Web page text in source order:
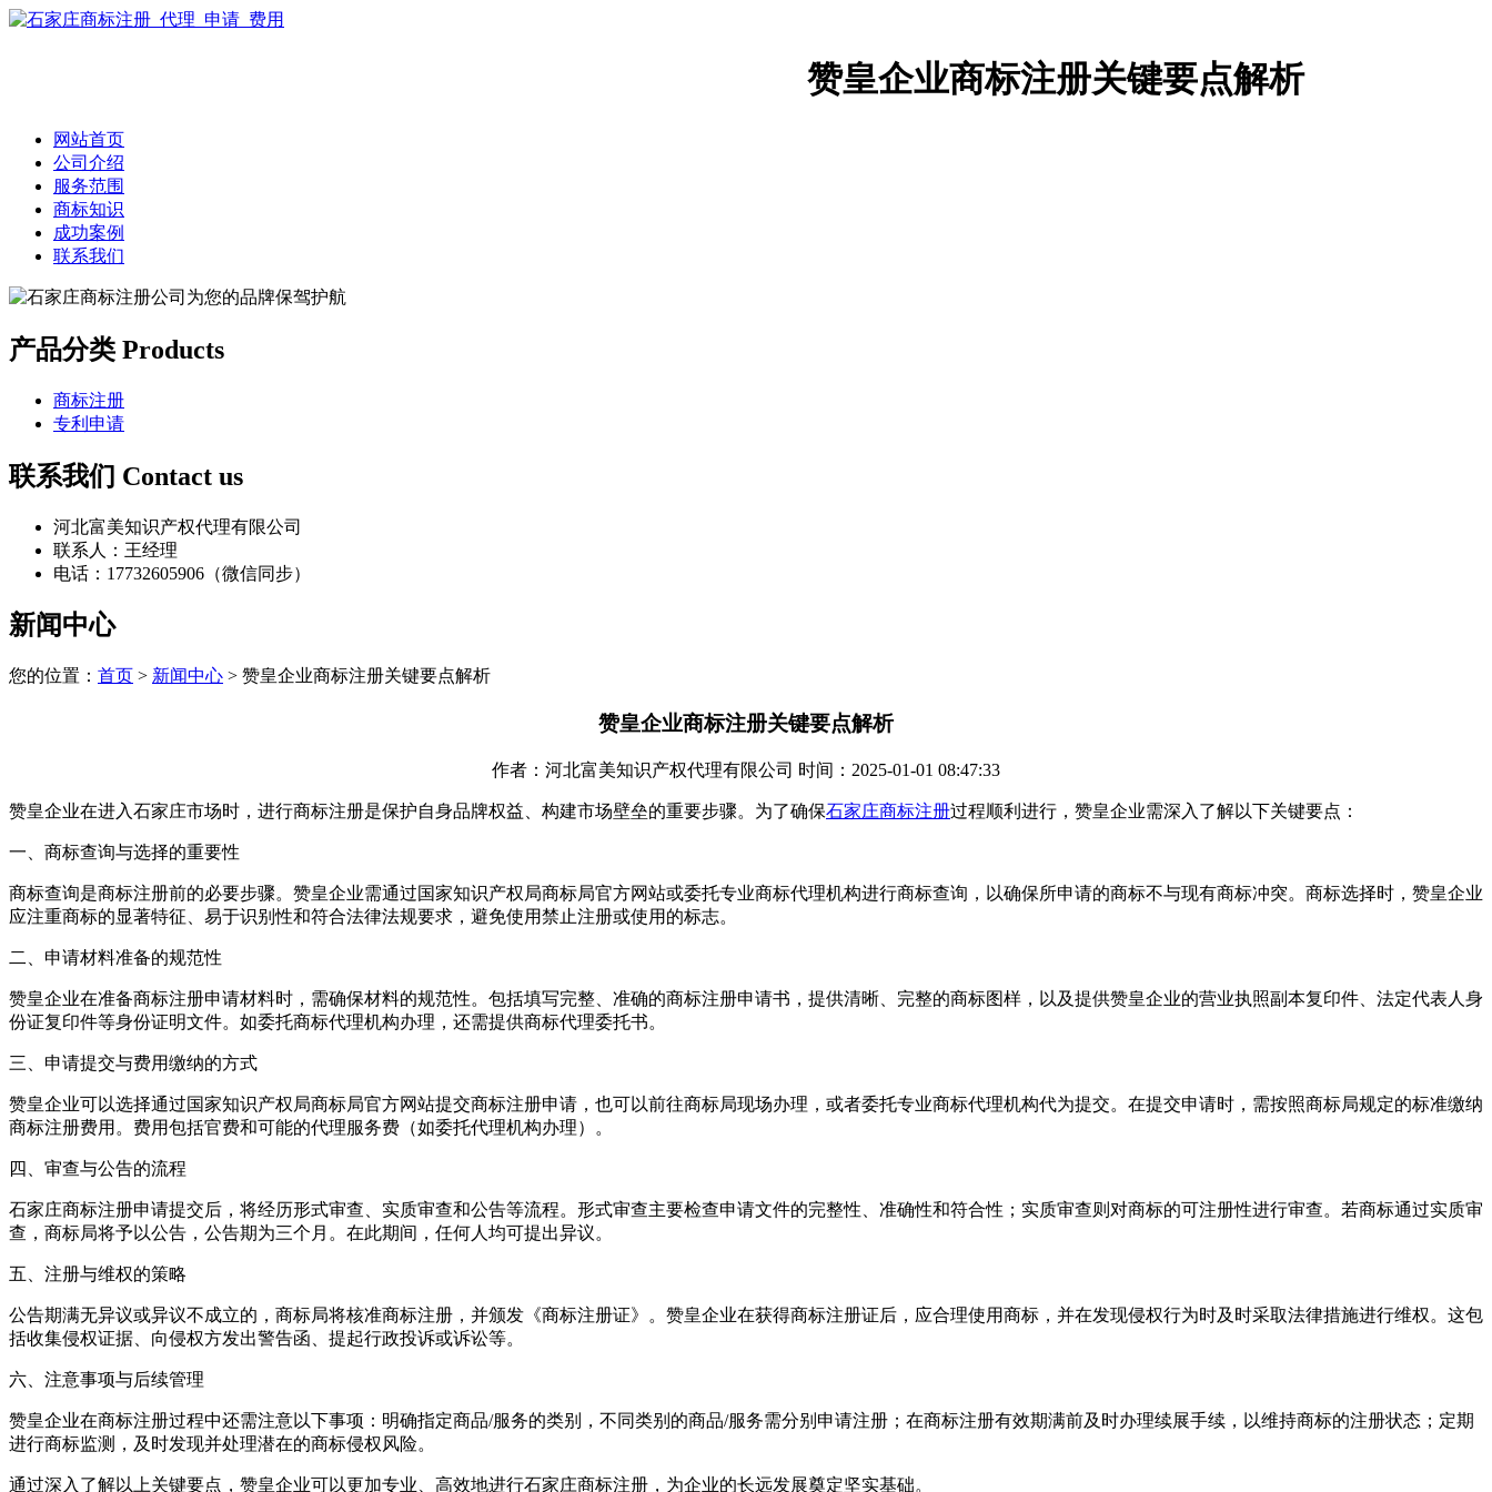
赞皇企业商标注册关键要点解析
网站首页
公司介绍
服务范围
商标知识
成功案例
联系我们
产品分类 Products
商标注册
专利申请
联系我们 Contact us
河北富美知识产权代理有限公司
联系人：王经理
电话：17732605906（微信同步）
新闻中心
您的位置： 首页 > 新闻中心 > 赞皇企业商标注册关键要点解析
赞皇企业商标注册关键要点解析
作者：河北富美知识产权代理有限公司 时间：2025-01-01 08:47:33
赞皇企业在进入石家庄市场时，进行商标注册是保护自身品牌权益、构建市场壁垒的重要步骤。为了确保石家庄商标注册过程顺利进行，赞皇企业需深入了解以下关键要点：
一、商标查询与选择的重要性
商标查询是商标注册前的必要步骤。赞皇企业需通过国家知识产权局商标局官方网站或委托专业商标代理机构进行商标查询，以确保所申请的商标不与现有商标冲突。商标选择时，赞皇企业
应注重商标的显著特征、易于识别性和符合法律法规要求，避免使用禁止注册或使用的标志。
二、申请材料准备的规范性
赞皇企业在准备商标注册申请材料时，需确保材料的规范性。包括填写完整、准确的商标注册申请书，提供清晰、完整的商标图样，以及提供赞皇企业的营业执照副本复印件、法定代表人身
份证复印件等身份证明文件。如委托商标代理机构办理，还需提供商标代理委托书。
三、申请提交与费用缴纳的方式
赞皇企业可以选择通过国家知识产权局商标局官方网站提交商标注册申请，也可以前往商标局现场办理，或者委托专业商标代理机构代为提交。在提交申请时，需按照商标局规定的标准缴纳
商标注册费用。费用包括官费和可能的代理服务费（如委托代理机构办理）。
四、审查与公告的流程
石家庄商标注册申请提交后，将经历形式审查、实质审查和公告等流程。形式审查主要检查申请文件的完整性、准确性和符合性；实质审查则对商标的可注册性进行审查。若商标通过实质审
查，商标局将予以公告，公告期为三个月。在此期间，任何人均可提出异议。
五、注册与维权的策略
公告期满无异议或异议不成立的，商标局将核准商标注册，并颁发《商标注册证》。赞皇企业在获得商标注册证后，应合理使用商标，并在发现侵权行为时及时采取法律措施进行维权。这包
括收集侵权证据、向侵权方发出警告函、提起行政投诉或诉讼等。
六、注意事项与后续管理
赞皇企业在商标注册过程中还需注意以下事项：明确指定商品/服务的类别，不同类别的商品/服务需分别申请注册；在商标注册有效期满前及时办理续展手续，以维持商标的注册状态；定期
进行商标监测，及时发现并处理潜在的商标侵权风险。
通过深入了解以上关键要点，赞皇企业可以更加专业、高效地进行石家庄商标注册，为企业的长远发展奠定坚实基础。